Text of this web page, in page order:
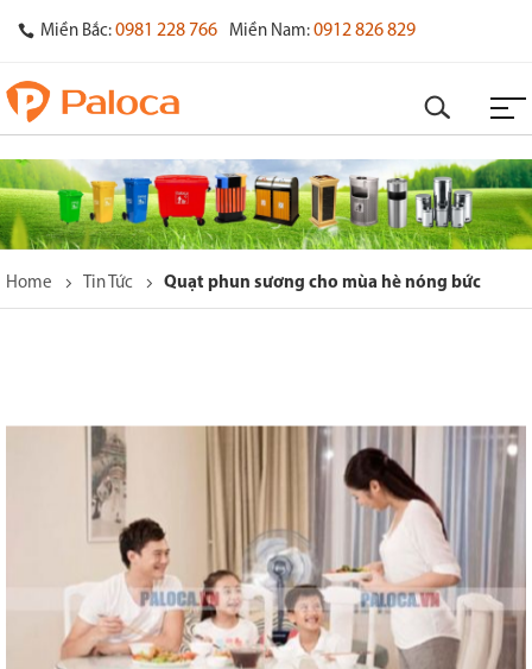
Miền Bắc: 0981 228 766 Miền Nam: 0912 826 829
Home Tin Tức Quạt phun sương cho mùa hè nóng bức